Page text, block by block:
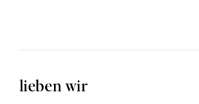
lieben wir